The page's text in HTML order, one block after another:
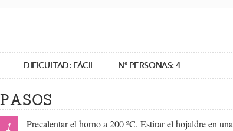
DIFICULTAD: FÁCIL Nº PERSONAS:4
PASOS
Precalentar el horno a 200 ºC. Estirar el hojaldre en una